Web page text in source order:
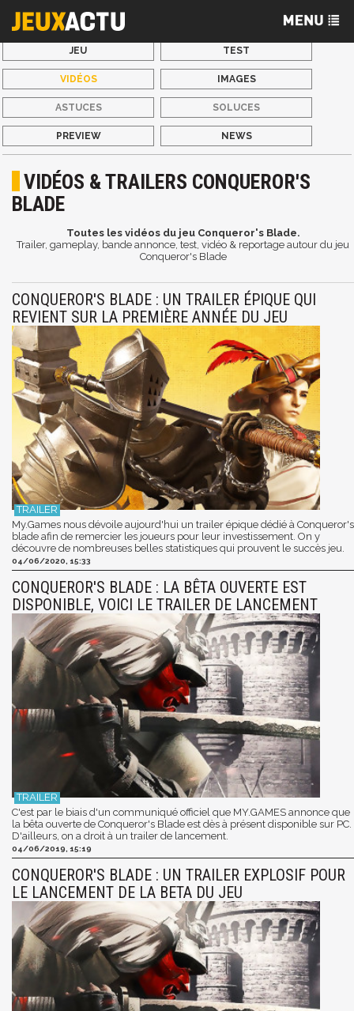
JEU TEST
VIDÉOS IMAGES
ASTUCES SOLUCES
PREVIEW NEWS
VIDÉOS & TRAILERS CONQUEROR'S
BLADE
Toutes les vidéos du jeu Conqueror's Blade.
Trailer, gameplay, bande annonce, test, vidéo & reportage autour du jeu
Conqueror's Blade
CONQUEROR'S BLADE : UN TRAILER ÉPIQUE QUI
REVIENT SUR LA PREMIÈRE ANNÉE DU JEU
My.Games nous dévoile aujourd'hui un trailer épique dédié à Conqueror's
blade afin de remercier les joueurs pour leur investissement. On y
découvre de nombreuses belles statistiques qui prouvent le succès jeu.
04/06/2020, 15:33
CONQUEROR'S BLADE : LA BÊTA OUVERTE EST
DISPONIBLE, VOICI LE TRAILER DE LANCEMENT
C'est par le biais d'un communiqué officiel que MY.GAMES annonce que
la bêta ouverte de Conqueror's Blade est dès à présent disponible sur PC.
D'ailleurs, on a droit à un trailer de lancement.
04/06/2019, 15:19
CONQUEROR'S BLADE : UN TRAILER EXPLOSIF POUR
LE LANCEMENT DE LA BETA DU JEU